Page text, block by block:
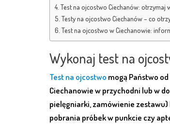
Test na ojcostwo Ciechanów: otrzymaj
Testy na ojcostwo Ciechanów – co
Test na ojcostwo w Ciechanowie:
Wykonaj test na
Test na ojcostwo mogą Państwo
Ciechanowie w przychodni lub w
pielęgniarki, zamówienie zestawu)
pobrania próbek w punkcie czy